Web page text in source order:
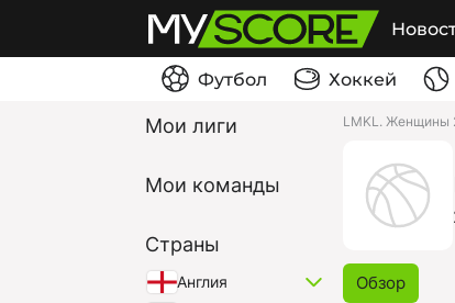
Футбол Хоккей
Мои лиги
Мои команды
Страны
Англия
LMKL. Женщины
Обзор